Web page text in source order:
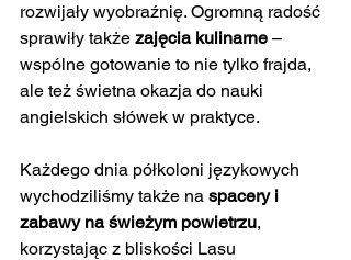
rozwijały wyobraźnię. Ogromną radość
sprawiły także zajęcia kulinarne –
wspólne gotowanie to nie tylko frajda,
ale też świetna okazja do nauki
angielskich słówek w praktyce.
Każdego dnia półkoloni językowych
wychodziliśmy także na spacery i
zabawy na świeżym powietrzu,
korzystając z bliskości Lasu